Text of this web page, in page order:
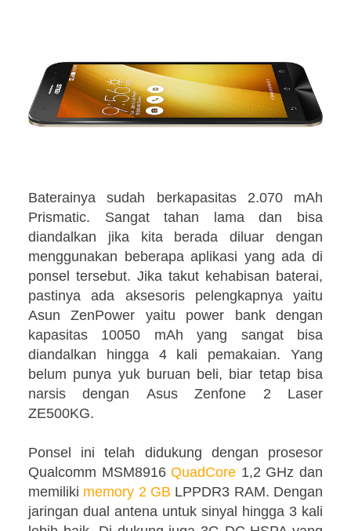
Baterainya sudah berkapasitas 2.070 mAh
Prismatic. Sangat tahan lama dan bisa
diandalkan jika kita berada diluar dengan
menggunakan beberapa aplikasi yang ada di
ponsel tersebut. Jika takut kehabisan baterai,
pastinya ada aksesoris pelengkapnya yaitu
Asun ZenPower yaitu power bank dengan
kapasitas 10050 mAh yang sangat bisa
diandalkan hingga 4 kali pemakaian. Yang
belum punya yuk buruan beli, biar tetap bisa
narsis dengan Asus Zenfone 2 Laser
ZE500KG.
Ponsel ini telah didukung dengan prosesor
Qualcomm MSM8916QuadCore 1,2 GHz dan
memiliki memory 2 GB LPPDR3 RAM. Dengan
jaringan dual antena untuk sinyal hingga 3 kali